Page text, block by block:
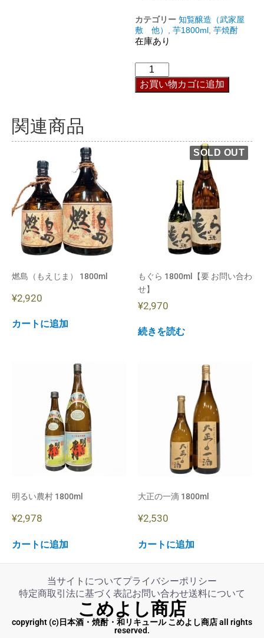
カテゴリー 知覧醸造（武家屋
敷 他）
芋1800ml, 芋焼酎
在庫あり
お買い物カゴに追加
関連商品
燃島（もえじま） 1800ml
¥2,920
カートに追加
もぐら 1800ml【要 お問い合わ
せ】
¥2,970
続きを読む
明るい農村 1800ml
¥2,978
カートに追加
大正の一滴 1800ml
¥2,530
カートに追加
当サイトについてプライバシーポリシー
特定商取引法に基づく表記お問い合わせ送料について
こめよし商店
copyright (c)日本酒・焼酎・和リキュール こめよし商店 all rights
reserved.